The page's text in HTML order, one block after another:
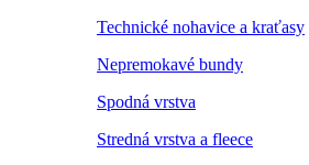
Technické nohavice a kraťasy
Nepremokavé bundy
Spodná vrstva
Stredná vrstva a fleece